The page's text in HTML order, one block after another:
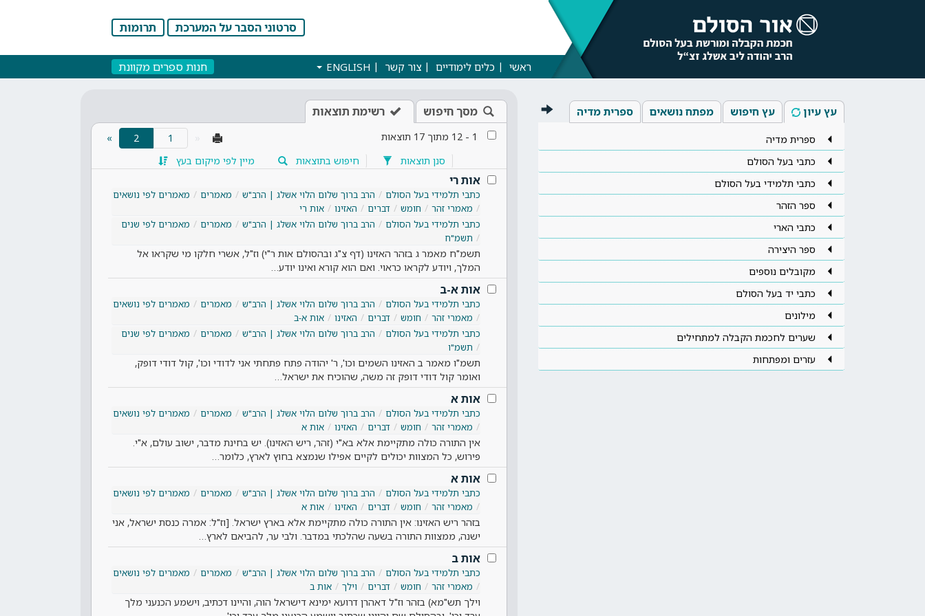
סרטוני הסבר על המערכת תרומות
ראשי כלים לימודיים צור קשר ENGLISH חנות ספרים מקוונת
עץ עיון עץ חיפוש מפתח נושאים ספרית מדיה
ספרית מדיה
כתבי בעל הסולם
כתבי תלמידי בעל הסולם
ספר הזהר
כתבי הארי
ספר היצירה
מקובלים נוספים
כתבי יד בעל הסולם
מילונים
שערים לחכמת הקבלה למתחילים
עזרים ומפתחות
מסך חיפוש רשימת תוצאות
1
-
12 מתוך 17 תוצאות 2
»
סנן תוצאות
חיפוש בתוצאות מיין לפי מיקום בעץ
אות רי
כתבי תלמידי בעל הסולם הרב ברוך שלום הלוי אשלג | הרב"ש מאמרים
מאמרים לפי נושאים
מאמרי זהר
חומש דברים האזינו
אות רי
כתבי תלמידי בעל הסולם
הרב ברוך שלום הלוי אשלג | הרב"ש מאמרים
מאמרים לפי שנים
תשמ"ח
תשמ"ח מאמר ג בזהר האזינו (דף צ"ג ובהסולם אות ר"י) וז"ל, אשרי חלקו מי שקראו אל
המלך, ויודע לקראו כראוי. ואם הוא קורא ואינו יודע…
אות א-ב
כתבי תלמידי בעל הסולם הרב ברוך שלום הלוי אשלג | הרב"ש מאמרים
מאמרים לפי נושאים
מאמרי זהר
חומש דברים האזינו
אות א-ב
כתבי תלמידי בעל הסולם
הרב ברוך שלום הלוי אשלג | הרב"ש מאמרים
מאמרים לפי שנים
תשמ"ו
תשמ"ו מאמר ב האזינו השמים וכו', ר' יהודה פתח פתחתי אני לדודי וכו', קול דודי דופק,
ואומר קול דודי דופק זה משה, שהוכיח את ישראל…
אות א
כתבי תלמידי בעל הסולם הרב ברוך שלום הלוי אשלג | הרב"ש מאמרים
מאמרים לפי נושאים
מאמרי זהר
חומש דברים האזינו אות א
אין התורה כולה מתקיימת אלא בא"י (זהר, ריש האזינו). יש בחינת מדבר, ישוב עולם, א"י.
פירוש, כל המצוות יכולים לקיים אפילו שנמצא בחוץ לארץ, כלומר…
אות א
כתבי תלמידי בעל הסולם הרב ברוך שלום הלוי אשלג | הרב"ש מאמרים
מאמרים לפי נושאים
מאמרי זהר
חומש דברים האזינו אות א
בזהר ריש האזינו: אין התורה כולה מתקיימת אלא בארץ ישראל. [וז"ל: אמרה כנסת ישראל, אני
ישנה, ממצוות התורה בשעה שהלכתי במדבר. ולבי ער, להביאם לארץ…
אות ב
כתבי תלמידי בעל הסולם הרב ברוך שלום הלוי אשלג | הרב"ש מאמרים
מאמרים לפי נושאים
מאמרי זהר
חומש דברים וילך אות ב
וילך תש"מא) בזהר וז"ל דאהרן דרועא ימינא דישראל הוה, והיינו דכתיב, וישמע הכנעני מלך